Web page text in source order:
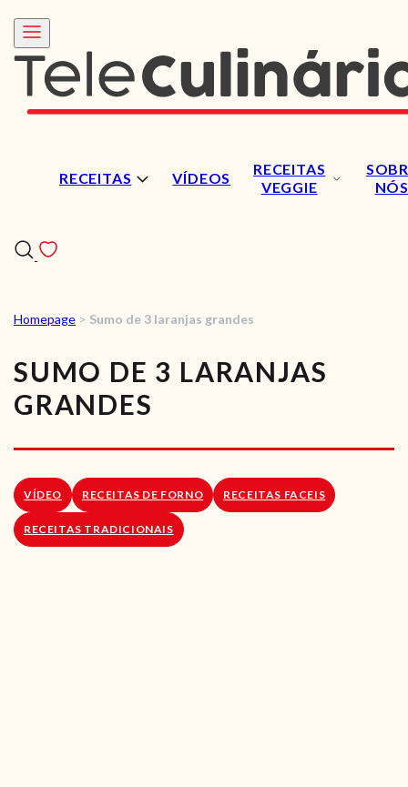
RECEITAS VÍDEOS
RECEITAS
VEGGIE
NÓS
RECEITAS
VÍDEOS
LOJA ONLINE
Homepage > Sumo de 3 laranjas grandes
SUMO DE 3 LARANJAS
GRANDES
VÍDEO RECEITAS DE FORNO RECEITAS FACEIS
RECEITAS TRADICIONAIS